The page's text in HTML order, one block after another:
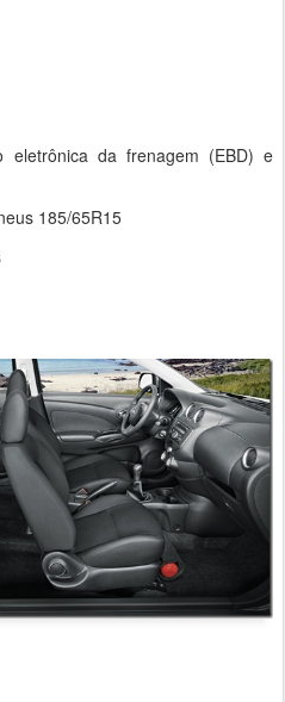
eletrônica da frenagem (EBD) e
185/65R15